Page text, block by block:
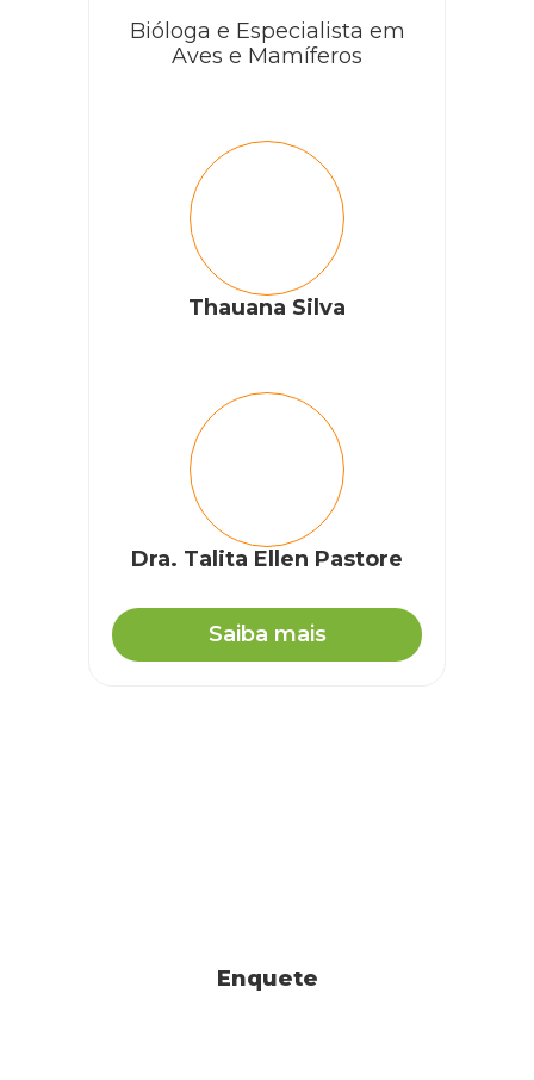
Bióloga e Especialista em
Aves e Mamíferos
Thauana Silva
Dra. Talita Ellen Pastore
Saiba mais
Enquete